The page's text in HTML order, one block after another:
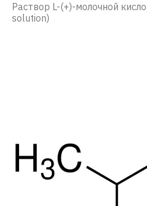
Раствор L-(+)-молочной
solution)